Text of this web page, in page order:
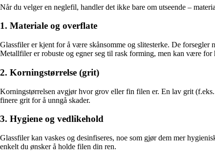
Når du velger en neglefil, handler det ikke bare om utseende –
1. Materiale og overflate
Glassfiler er kjent for å være skånsomme og slitesterke. De
Metallfiler er robuste og egner seg til rask forming, men kan være for
2. Korningstørrelse (grit)
Korningstørrelsen avgjør hvor grov eller fin filen er. En lav grit
finere grit for å unngå skader.
3. Hygiene og vedlikehold
Glassfiler kan vaskes og desinfiseres, noe som gjør dem mer
enkelt du ønsker å holde filen din ren.